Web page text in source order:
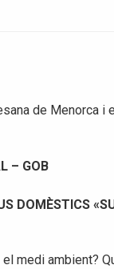
de Menorca i
– GOB
DOMÈSTICS
medi ambient?